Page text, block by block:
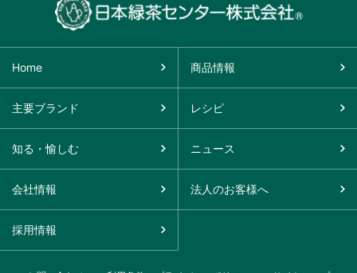
Home 商品情報
主要ブランド レシピ
知る・愉しむ ニュース
会社情報 法人のお客様へ
採用情報